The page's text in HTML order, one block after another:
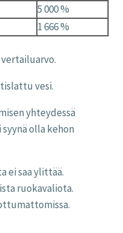
5 000 %
1 666 %
vesi.
yhteydessä
olla kehon
ei saa ylittää.
ruokavaliota.